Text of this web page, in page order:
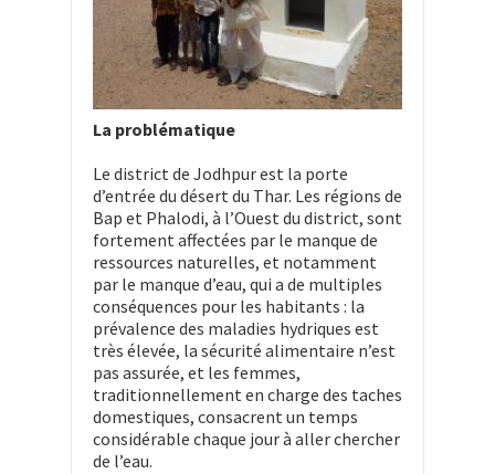
La problématique
Le district de Jodhpur est la porte
d’entrée du désert du Thar. Les régions de
Bap et Phalodi, à l’Ouest du district, sont
fortement affectées par le manque de
ressources naturelles, et notamment
par le manque d’eau, qui a de multiples
conséquences pour les habitants : la
prévalence des maladies hydriques est
très élevée, la sécurité alimentaire n’est
pas assurée, et les femmes,
traditionnellement en charge des taches
domestiques, consacrent un temps
considérable chaque jour à aller chercher
de l’eau.